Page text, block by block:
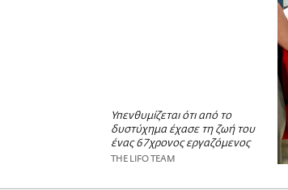
Υπενθυμίζεται ότι από το
δυστύχημα έχασε τη ζωή του
ένας 67χρονος εργαζόμενος
THE LIFO TEAM